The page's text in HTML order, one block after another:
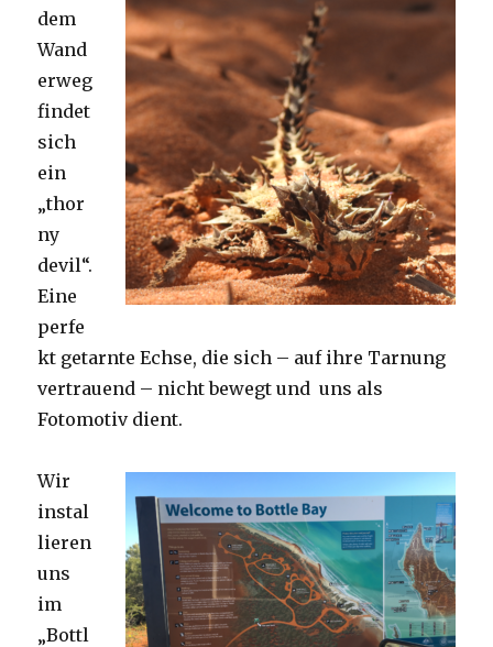
dem
Wand
erweg
findet
sich
ein
„thor
ny
devil“.
Eine
perfe
kt getarnte Echse, die sich – auf ihre Tarnung
vertrauend – nicht bewegt und uns als
Fotomotiv dient.
Wir
instal
lieren
uns
im
„Bottl